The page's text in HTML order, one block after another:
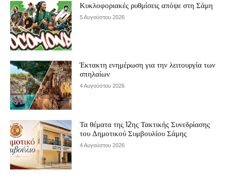
Κυκλοφοριακές ρυθμίσεις απόψε στη Σάμη
5 Αυγούστου 2026
Έκτακτη ενημέρωση για την λειτουργία των
σπηλαίων
4 Αυγούστου 2026
Τα θέματα της 12ης Τακτικής Συνεδρίασης
του Δημοτικού Συμβουλίου Σάμης
4 Αυγούστου 2026